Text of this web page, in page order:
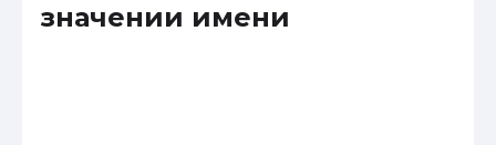
значении имени